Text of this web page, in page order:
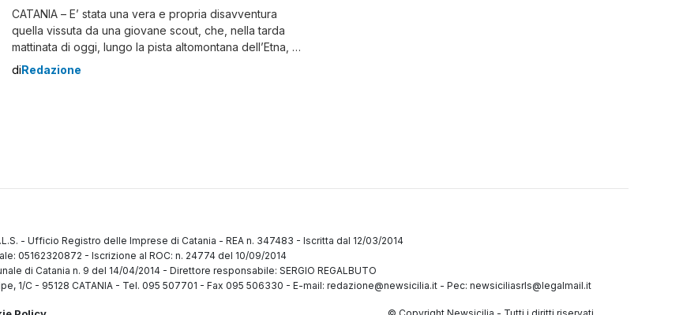
CATANIA – E’ stata una vera e propria disavventura
quella vissuta da una giovane scout, che, nella tarda
mattinata di oggi, lungo la pista altomontana dell’Etna, è
stata soccorsa dai tecnici della Stazione Etna Nord del
di Redazione
- Ufficio Registro delle Imprese di Catania - REA n. 347483 - Iscritta dal 12/03/2014
05162320872 - Iscrizione al ROC: n. 24774 del 10/09/2014
di Catania n. 9 del 14/04/2014 - Direttore responsabile: SERGIO REGALBUTO
1/C - 95128 CATANIA - Tel. 095 507701 - Fax 095 506330 - E-mail: redazione@newsicilia.it - Pec: newsiciliasrls@legalmail.it